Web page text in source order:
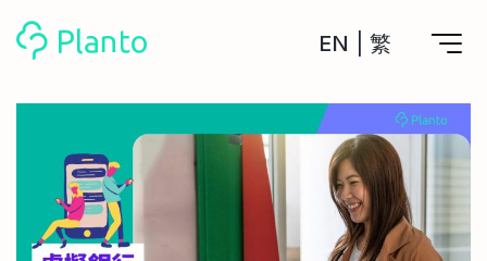
EN 繁
計劃買樓
計劃買樓第一步
全功能記賬
管理及分析所有戶口
工具
私人貸款